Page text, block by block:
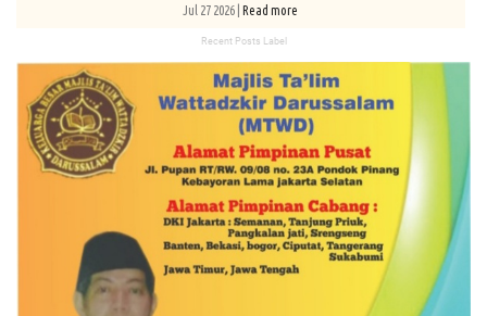
Jul 27 2026 | Read more
Recent Posts Label